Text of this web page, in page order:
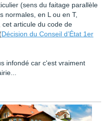
(sens du faitage parallèle
normales, en L ou en T,
articule du code de
Décision du Conseil d’État 1er
infondé car c'est vraiment